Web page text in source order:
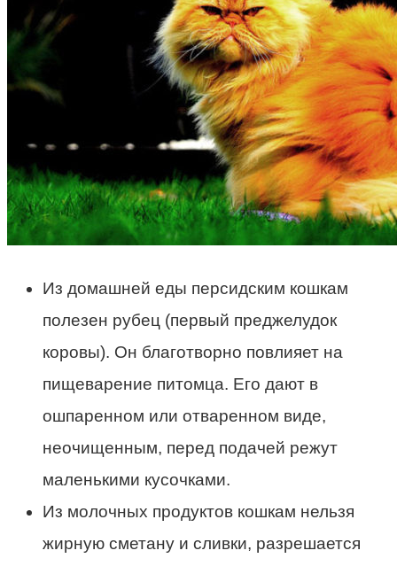
Из домашней еды персидским кошкам
полезен рубец (первый преджелудок
коровы). Он благотворно повлияет на
пищеварение питомца. Его дают в
ошпаренном или отваренном виде,
неочищенным, перед подачей режут
маленькими кусочками.
Из молочных продуктов кошкам нельзя
жирную сметану и сливки, разрешается